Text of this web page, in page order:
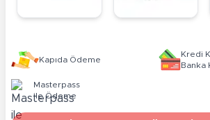
Kapıda Ödeme
Kredi
Banka
Masterpass
ile Ödeme